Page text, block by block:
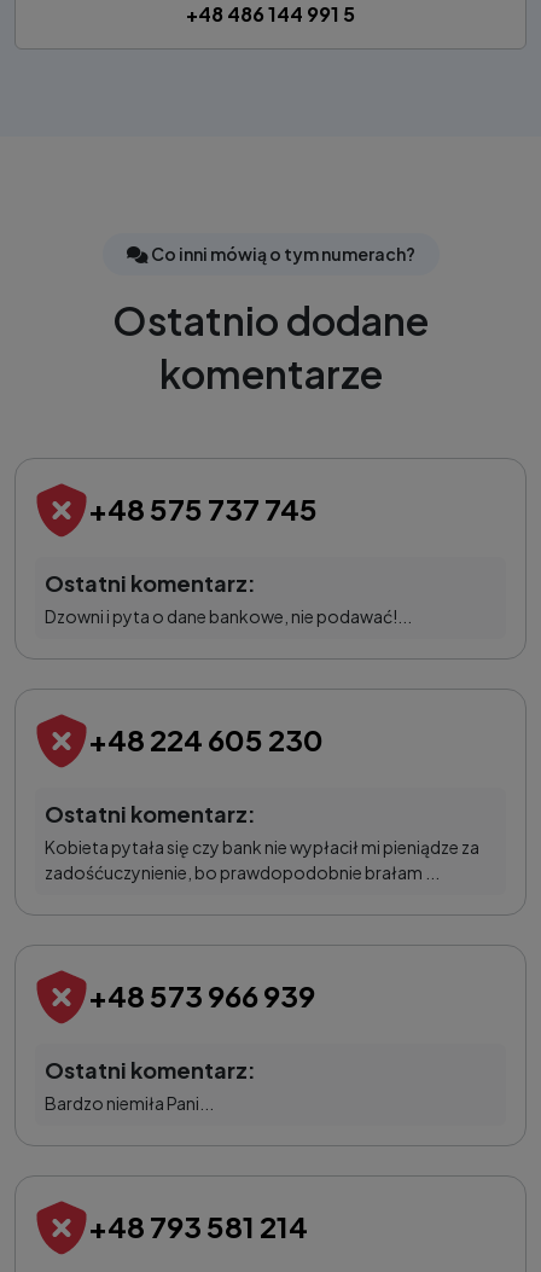
+48 486 144 991 5
Co inni mówią o tym numerach?
Ostatnio dodane
komentarze
+48 575 737 745
Ostatni komentarz:
Dzowni i pyta o dane bankowe, nie podawać!...
+48 224 605 230
Ostatni komentarz:
Kobieta pytała się czy bank nie wypłacił mi pieniądze za
zadośćuczynienie, bo prawdopodobnie brałam ...
+48 573 966 939
Ostatni komentarz:
Bardzo niemiła Pani...
+48 793 581 214